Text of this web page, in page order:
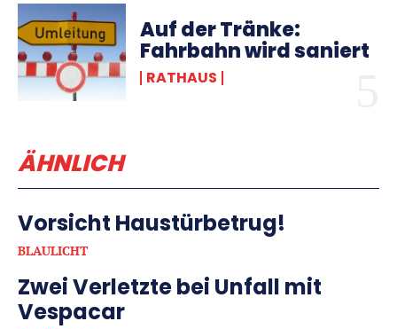
Auf der Tränke:
Fahrbahn wird saniert
RATHAUS
ÄHNLICH
Vorsicht Haustürbetrug!
BLAULICHT
Zwei Verletzte bei Unfall mit
Vespacar